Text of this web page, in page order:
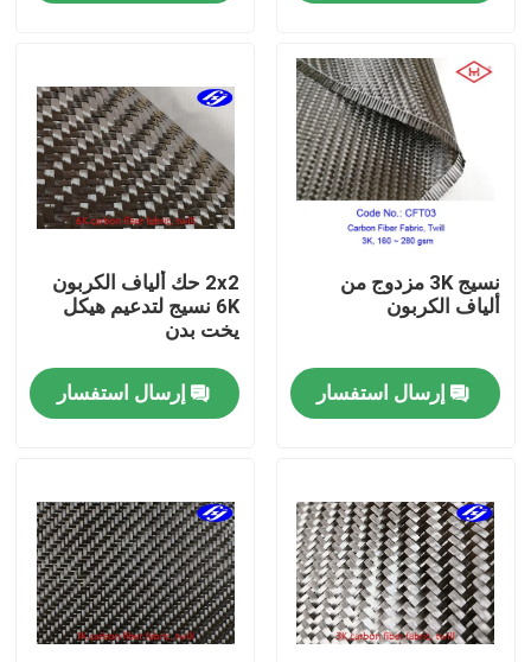
أشرطة فيديو
حول بنا
جولة في المعمل
اتصل بنا
أخبار
طلب اقتباس
نسيج الكربون أراميد
نسيج 3K مزدوج من
ألياف الكربون
إرسال استفسار
2x2 حك ألياف الكربون
6K نسيج لتدعيم هيكل
يخت بدن
إرسال استفسار